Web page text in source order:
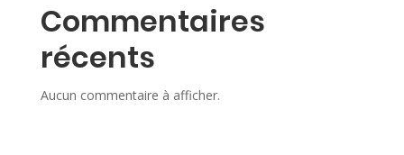
Commentaires
récents
Aucun commentaire à afficher.